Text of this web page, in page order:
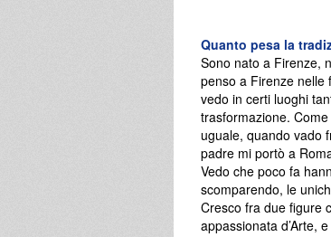
Quanto pesa la
Sono nato a Firenze,
penso a Firenze nelle
vedo in certi luoghi
trasformazione.
uguale, quando vado
padre mi portò a
Vedo che poco fa
scomparendo, le
Cresco fra due figure
appassionata d’Arte,